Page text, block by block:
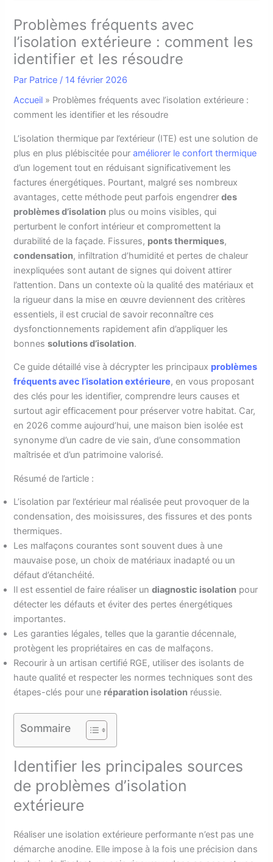
Problèmes fréquents avec
l’isolation extérieure : comment les
identifier et les résoudre
Par Patrice / 14 février 2026
Accueil » Problèmes fréquents avec l’isolation extérieure :
comment les identifier et les résoudre
L’isolation thermique par l’extérieur (ITE) est une solution de
plus en plus plébiscitée pouraméliorer le confort thermique
d’un logement tout en réduisant significativement les
factures énergétiques. Pourtant, malgré ses nombreux
avantages, cette méthode peut parfois engendrerdes
problèmes d’isolation plus ou moins visibles, qui
perturbent le confort intérieur et compromettent la
durabilité de la façade. Fissures, ponts thermiques,
condensation, infiltration d’humidité et pertes de chaleur
inexpliquées sont autant de signes qui doivent attirer
l’attention. Dans un contexte où la qualité des matériaux et
la rigueur dans la mise en œuvre deviennent des critères
essentiels, il est crucial de savoir reconnaître ces
dysfonctionnements rapidement afin d’appliquer les
bonnessolutions d’isolation.
Ce guide détaillé vise à décrypter les principaux problèmes
fréquents avec l’isolation extérieure, en vous proposant
des clés pour les identifier, comprendre leurs causes et
surtout agir efficacement pour préserver votre habitat. Car,
en 2026 comme aujourd’hui, une maison bien isolée est
synonyme d’un cadre de vie sain, d’une consommation
maîtrisée et d’un patrimoine valorisé.
Résumé de l’article :
L’isolation par l’extérieur mal réalisée peut provoquer de la
condensation, des moisissures, des fissures et des ponts
thermiques.
Les malfaçons courantes sont souvent dues à une
mauvaise pose, un choix de matériaux inadapté ou un
défaut d’étanchéité.
Il est essentiel de faire réaliser undiagnostic isolation pour
détecter les défauts et éviter des pertes énergétiques
importantes.
Les garanties légales, telles que la garantie décennale,
protègent les propriétaires en cas de malfaçons.
Recourir à un artisan certifié RGE, utiliser des isolants de
haute qualité et respecter les normes techniques sont des
étapes-clés pour une réparation isolation réussie.
Sommaire
Identifier les principales sources
de problèmes d’isolation
extérieure
Réaliser une isolation extérieure performante n’est pas une
démarche anodine. Elle impose à la fois une précision dans